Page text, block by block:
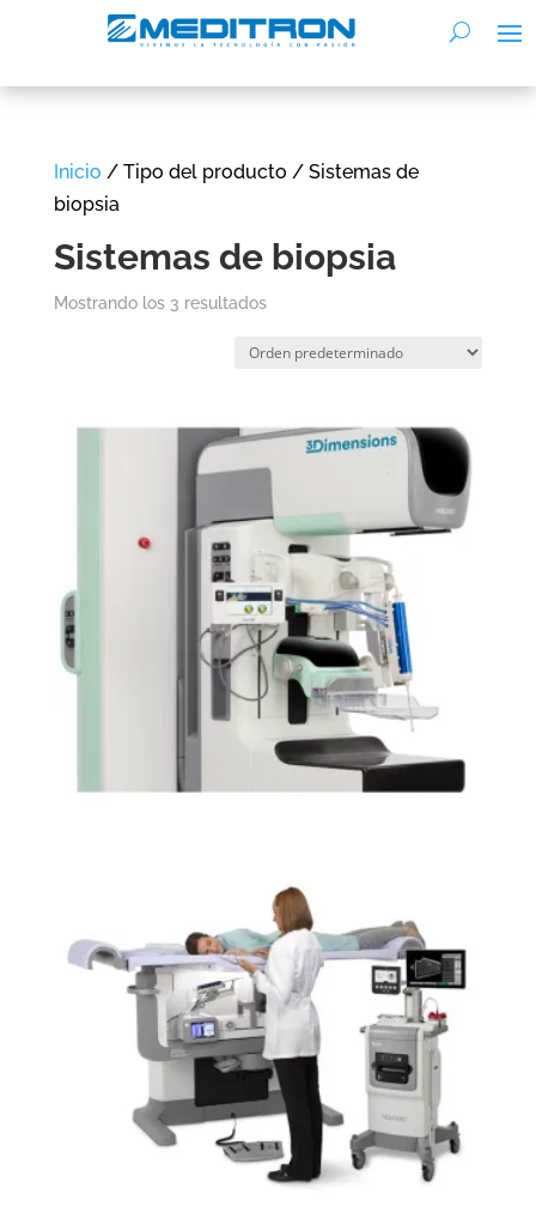
Inicio / Tipo del producto / Sistemas de
biopsia
Sistemas de biopsia
Mostrando los 3 resultados